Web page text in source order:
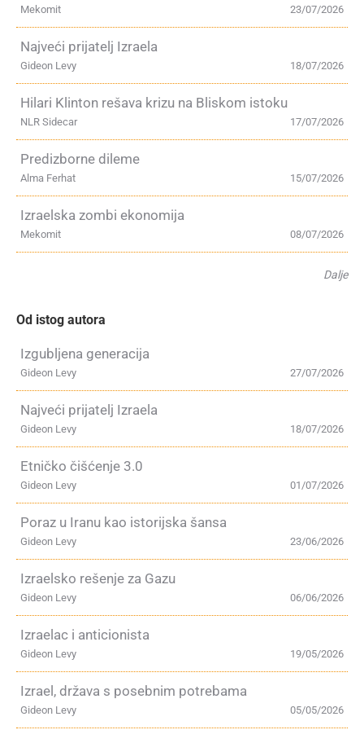
23/07/2026
Mekomit
Najveći prijatelj Izraela
18/07/2026
Gideon Levy
Hilari Klinton rešava krizu na Bliskom istoku
17/07/2026
NLR Sidecar
Predizborne dileme
15/07/2026
Alma Ferhat
Izraelska zombi ekonomija
08/07/2026
Mekomit
Dalje
Od istog autora
Izgubljena generacija
27/07/2026
Gideon Levy
Najveći prijatelj Izraela
18/07/2026
Gideon Levy
Etničko čišćenje 3.0
01/07/2026
Gideon Levy
Poraz u Iranu kao istorijska šansa
23/06/2026
Gideon Levy
Izraelsko rešenje za Gazu
06/06/2026
Gideon Levy
Izraelac i anticionista
19/05/2026
Gideon Levy
Izrael, država s posebnim potrebama
05/05/2026
Gideon Levy